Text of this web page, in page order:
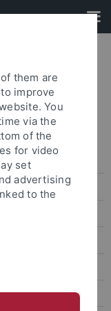
them are
improve
You
via the
of the
for video
set
advertising
to the